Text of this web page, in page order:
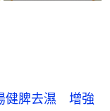
健脾去濕　增強